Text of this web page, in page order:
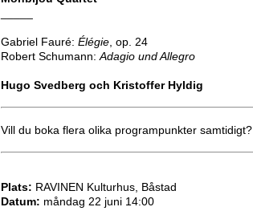
Gabriel Fauré: Élégie , op. 24
Robert Schumann: Adagio und Allegro
Hugo Svedberg och Kristoffer Hyldig
Vill du boka flera olika programpunkter samtidigt?
Plats: RAVINEN Kulturhus, Båstad
Datum: måndag 22 juni 14:00